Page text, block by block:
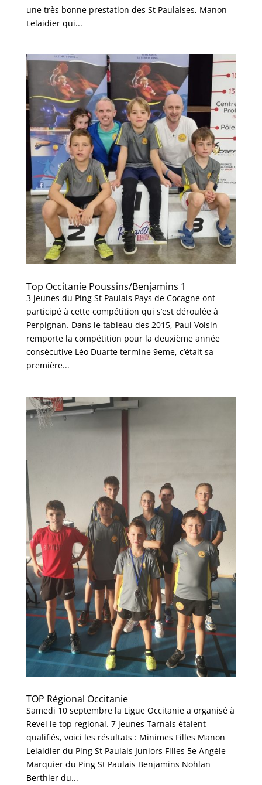
une très bonne prestation des St Paulaises, Manon
Lelaidier qui...
Top Occitanie Poussins/Benjamins 1
3 jeunes du Ping St Paulais Pays de Cocagne ont
participé à cette compétition qui s’est déroulée à
Perpignan. Dans le tableau des 2015, Paul Voisin
remporte la compétition pour la deuxième année
consécutive Léo Duarte termine 9eme, c’était sa
première...
TOP Régional Occitanie
Samedi 10 septembre la Ligue Occitanie a organisé à
Revel le top regional. 7 jeunes Tarnais étaient
qualifiés, voici les résultats : Minimes Filles Manon
Lelaidier du Ping St Paulais Juniors Filles 5e Angèle
Marquier du Ping St Paulais Benjamins Nohlan
Berthier du...